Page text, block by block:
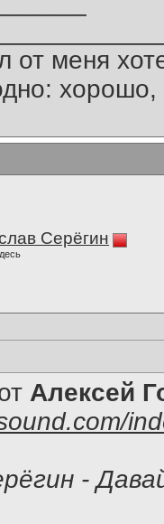
от меня
Серёгин
Алексей
-